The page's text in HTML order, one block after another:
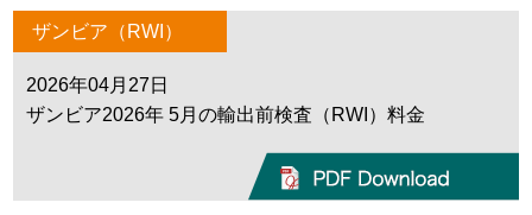
ザンビア（RWI）
2026年04月27日
ザンビア2026年 5月の輸出前検査（RWI）料金